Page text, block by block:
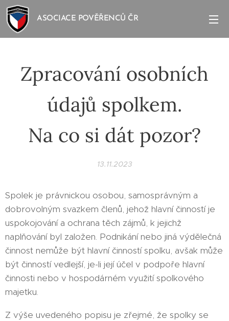
ASOCIACE POVĚŘENCŮ ČR
Zpracování osobních
údajů spolkem.
Na co si dát pozor?
13.11.2023
Spolek je právnickou osobou, samosprávným a
dobrovolným svazkem členů, jehož hlavní činností je
uspokojování a ochrana těch zájmů, k jejichž
naplňování byl založen. Podnikání nebo jiná výdělečná
činnost nemůže být hlavní činností spolku, avšak může
být činností vedlejší, je-li její účel v podpoře hlavní
činnosti nebo v hospodárném využití spolkového
majetku.
Z výše uvedeného popisu je zřejmé, že spolky se